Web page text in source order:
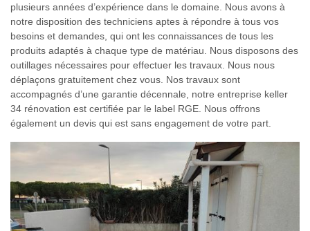
plusieurs années d’expérience dans le domaine. Nous avons à
notre disposition des techniciens aptes à répondre à tous vos
besoins et demandes, qui ont les connaissances de tous les
produits adaptés à chaque type de matériau. Nous disposons des
outillages nécessaires pour effectuer les travaux. Nous nous
déplaçons gratuitement chez vous. Nos travaux sont
accompagnés d’une garantie décennale, notre entreprise keller
34 rénovation est certifiée par le label RGE. Nous offrons
également un devis qui est sans engagement de votre part.